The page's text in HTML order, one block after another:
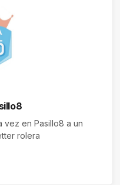
vez en Pasillo8 a un
rolera